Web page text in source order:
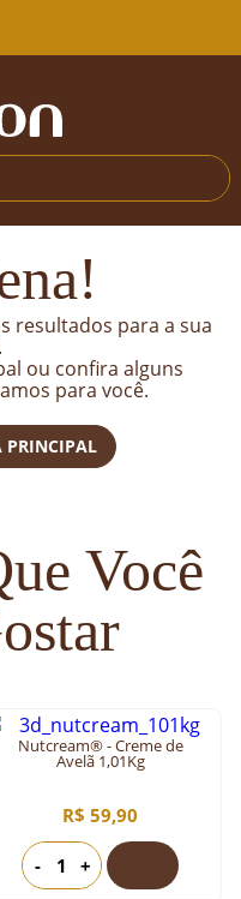
resultados para a sua
ou confira alguns
para você.
PRINCIPAL
Você
Nutcream® - Creme de
Avelã 1,01Kg
R$ 59,90
- +